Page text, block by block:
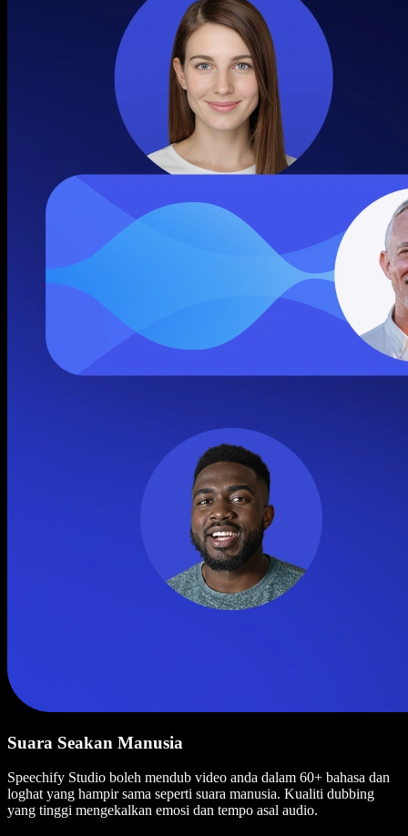
Suara Seakan Manusia
Speechify Studio boleh mendub video anda dalam 60+ bahasa dan
loghat yang hampir sama seperti suara manusia. Kualiti dubbing
yang tinggi mengekalkan emosi dan tempo asal audio.